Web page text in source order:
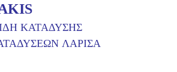
ΚΑΤΑΔΥΣΗΣ
ΛΑΡΙΣΑ